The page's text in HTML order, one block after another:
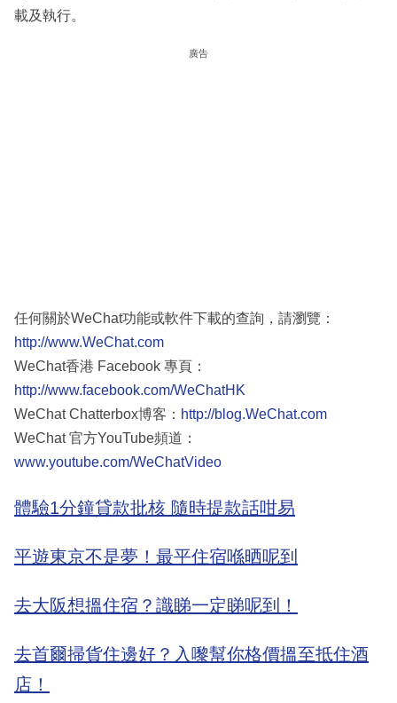
載及執行。
廣告
任何關於WeChat功能或軟件下載的查詢，請瀏覽：
http://www.WeChat.com
WeChat香港 Facebook 專頁：
http://www.facebook.com/WeChatHK
WeChat Chatterbox博客： http://blog.WeChat.com
WeChat 官方YouTube頻道：
www.youtube.com/WeChatVideo
體驗1分鐘貸款批核 隨時提款話咁易
平遊東京不是夢！最平住宿喺晒呢到
去大阪想搵住宿？識睇一定睇呢到！
去首爾掃貨住邊好？入嚟幫你格價搵至抵住酒
店！